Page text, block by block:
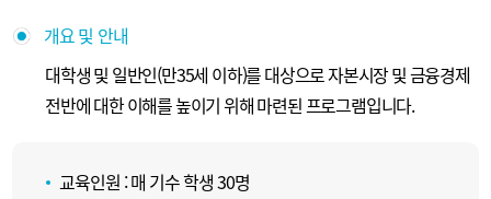
개요 및 안내
대학생 및 일반인(만35세 이하)를 대상으로 자본시장 및 금융경제
전반에 대한 이해를 높이기 위해 마련된 프로그램입니다.
교육인원 : 매 기수 학생 30명